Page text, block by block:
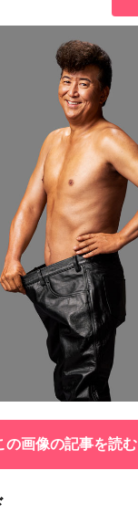
の画像の記事を読む